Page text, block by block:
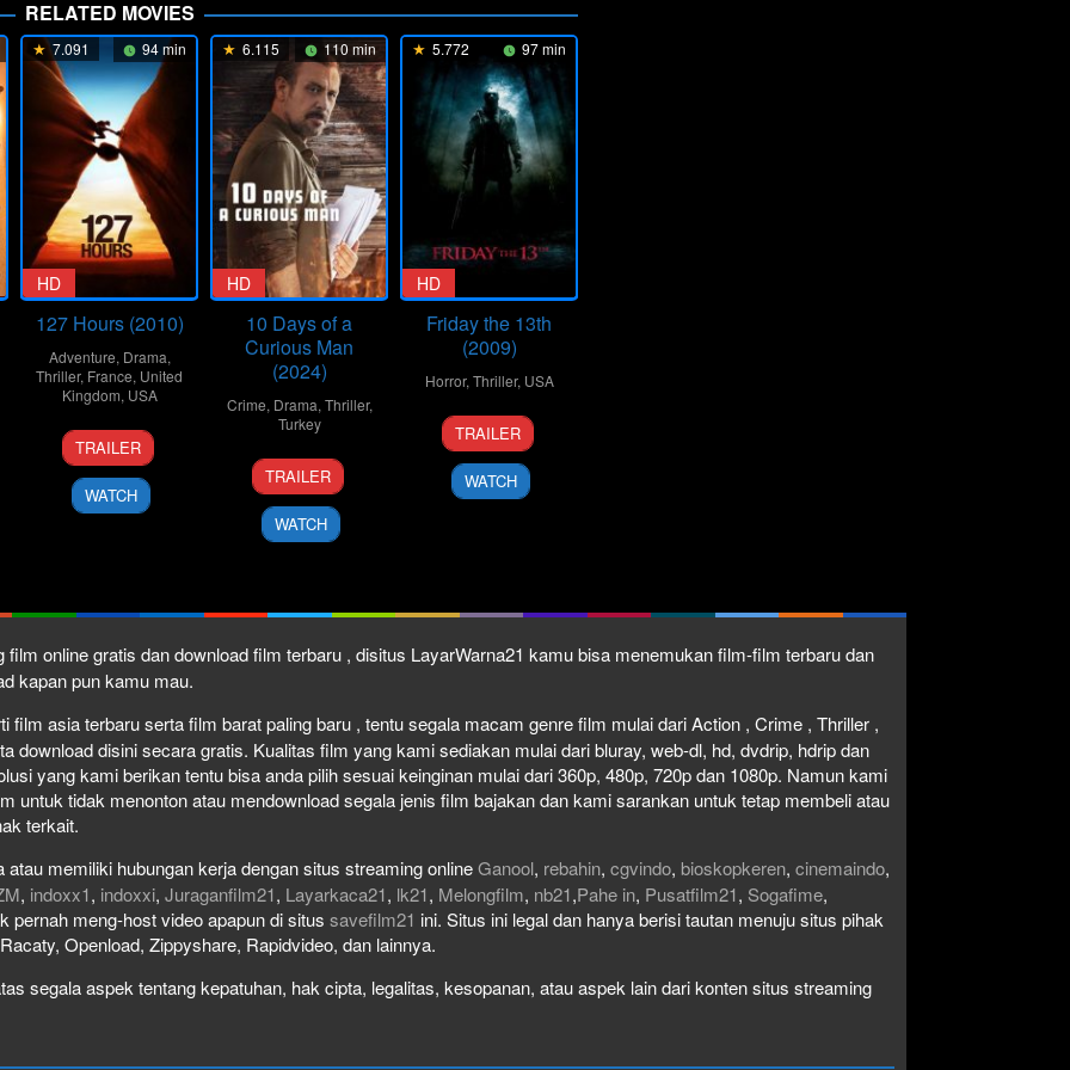
RELATED MOVIES
7.091 94 min
HD
127 Hours (2010)
Adventure, Drama,
Thriller, France, United
Kingdom, USA
12
Nov
2010
Danny
Boyle
TRAILER
WATCH
6.115 110 min
HD
10 Days of a
Curious Man
(2024)
Crime, Drama, Thriller,
Turkey
6
Nov
2024
Uluç
Bayraktar
TRAILER
WATCH
5.772 97 min
HD
Friday the 13th
(2009)
Horror, Thriller, USA
11
Feb
2009
Marcus
Nispel
TRAILER
WATCH
online gratis dan download film terbaru , disitus LayarWarna21 kamu bisa menemukan film-film terbaru dan
kapan pun kamu mau.
film asia terbaru serta film barat paling baru , tentu segala macam genre film mulai dari Action , Crime , Thriller ,
download disini secara gratis. Kualitas film yang kami sediakan mulai dari bluray, web-dl, hd, dvdrip, hdrip dan
yang kami berikan tentu bisa anda pilih sesuai keinginan mulai dari 360p, 480p, 720p dan 1080p. Namun kami
untuk tidak menonton atau mendownload segala jenis film bajakan dan kami sarankan untuk tetap membeli atau
terkait.
memiliki hubungan kerja dengan situs streaming onlineGanool, rebahin, cgvindo, bioskopkeren, cinemaindo,
, indoxx1, indoxxi, Juraganfilm21, Layarkaca21, lk21, Melongfilm, nb21,Pahe in, Pusatfilm21, Sogafime,
pernah meng-host video apapun di situs savefilm21 ini. Situs ini legal dan hanya berisi tautan menuju situs pihak
Openload, Zippyshare, Rapidvideo, dan lainnya.
segala aspek tentang kepatuhan, hak cipta, legalitas, kesopanan, atau aspek lain dari konten situs streaming